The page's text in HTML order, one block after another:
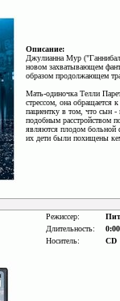
Описание:
Джулианна Мур
новом захватывающем
образом продолжающем
Мать-одиночка Телли
стрессом, она обращается
пациентку в том, что сын -
подобным расстройством
являются плодом больной
их дети были похищены
Режиссер:
Длительность:
Носитель:
CD